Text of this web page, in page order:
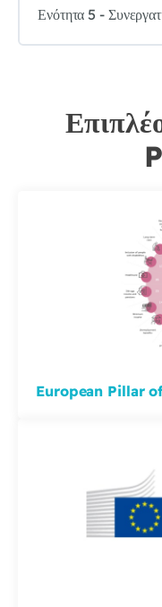
Ενότητα 5 -
European Pillar